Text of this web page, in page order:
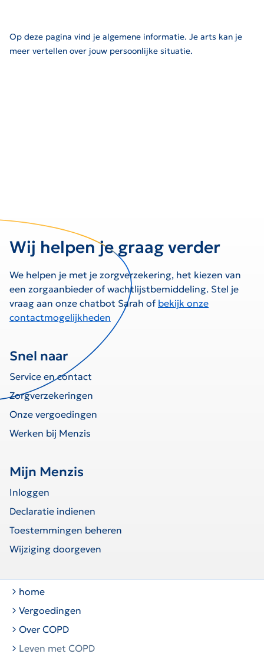
Op deze pagina vind je algemene informatie. Je arts kan je
meer vertellen over jouw persoonlijke situatie.
Wij helpen je graag verder
We helpen je met je zorgverzekering, het kiezen van
een zorgaanbieder of wachtlijstbemiddeling. Stel je
vraag aan onze chatbot Sarah of bekijk onze
contactmogelijkheden
Snel naar
Service en contact
Zorgverzekeringen
Onze vergoedingen
Werken bij Menzis
Mijn Menzis
Inloggen
Declaratie indienen
Toestemmingen beheren
Wijziging doorgeven
home
Vergoedingen
Over COPD
Leven met COPD